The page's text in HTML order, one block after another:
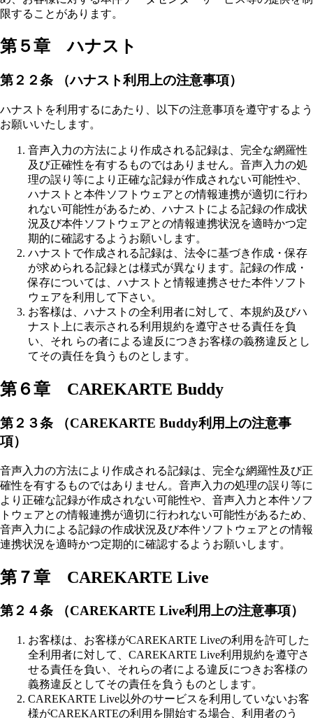
限することがあります。
第５章 ハナスト
第２２条 （ハナスト利用上の注意事項）
ハナストを利用するにあたり、以下の注意事項を遵守するよう
お願いいたします。
音声入力の方法により作成される記録は、完全な網羅性
及び正確性を有するものではありません。音声入力の処
理の誤り等により正確な記録が作成されない可能性や、
ハナストと本件ソフトウェアとの情報連携が適切に行わ
れない可能性があるため、ハナストによる記録の作成状
況及び本件ソフトウェアとの情報連携状況を適時かつ定
期的に確認するようお願いします。
ハナストで作成される記録は、法令に基づき作成・保存
が求められる記録とは様式が異なります。記録の作成・
保存については、ハナストと情報連携させた本件ソフト
ウェアを利用して下さい。
お客様は、ハナストの全利用者に対して、本規約及びハ
ナスト上に表示される利用規約を遵守させる責任を負
い、それ らの者による違反につきお客様の義務違反とし
てその責任を負うものとします。
第６章 CAREKARTE Buddy
第２３条 （CAREKARTE Buddy利用上の注意事
項）
音声入力の方法により作成される記録は、完全な網羅性及び正
確性を有するものではありません。音声入力の処理の誤り等に
より正確な記録が作成されない可能性や、音声入力と本件ソフ
トウェアとの情報連携が適切に行われない可能性があるため、
音声入力による記録の作成状況及び本件ソフトウェアとの情報
連携状況を適時かつ定期的に確認するようお願いします。
第７章 CAREKARTE Live
第２４条 （CAREKARTE Live利用上の注意事項）
お客様は、お客様がCAREKARTE Liveの利用を許可した
全利用者に対して、CAREKARTE Live利用規約を遵守さ
せる責任を負い、それらの者による違反につきお客様の
義務違反としてその責任を負うものとします。
CAREKARTE Live以外のサービスを利用していないお客
様がCAREKARTEの利用を開始する場合、利用者のう